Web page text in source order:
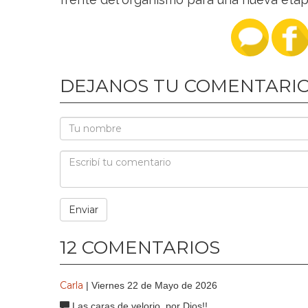
DEJANOS TU
12 COMENTARIOS
Carla | Viernes 22 de Mayo de 2026